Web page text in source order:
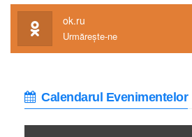
ok.ru
Urmărește-ne
Calendarul Evenimentelor